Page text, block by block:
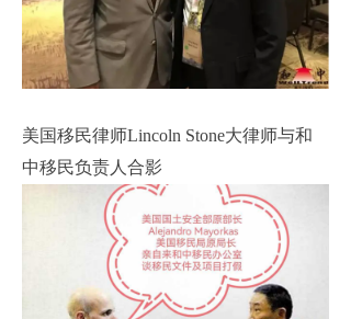
美国移民律师Lincoln Stone大律师与和
中移民负责人合影